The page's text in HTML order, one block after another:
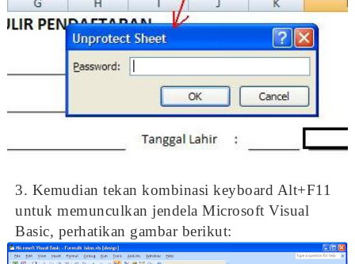
3. Kemudian tekan kombinasi keyboard Alt+F11
untuk memunculkan jendela Microsoft Visual
Basic, perhatikan gambar berikut: